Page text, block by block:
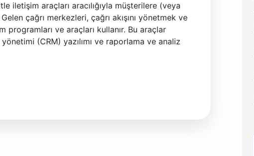
iletişim araçları aracılığıyla müşterilere (veya
çağrı merkezleri, çağrı akışını yönetmek ve
ve araçları kullanır. Bu araçlar
(CRM) yazılımı ve raporlama ve analiz